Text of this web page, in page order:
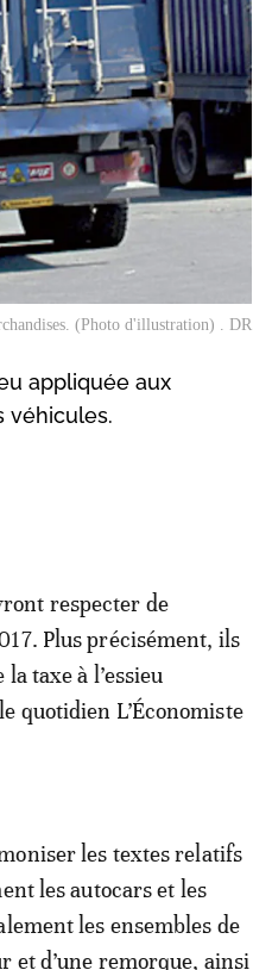
(Photo d'illustration) . DR
appliquée aux
véhicules.
respecter de
Plus précisément, ils
taxe à l’essieu
quotidien L’Économiste
les textes relatifs
les autocars et les
les ensembles de
et d’une remorque, ainsi